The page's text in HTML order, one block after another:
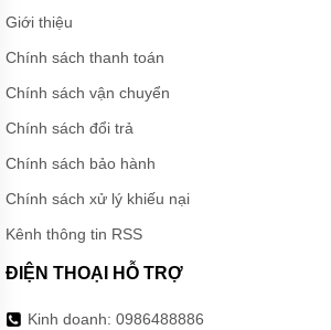
Giới thiệu
Chính sách thanh toán
Chính sách vận chuyển
Chính sách đổi trả
Chính sách bảo hành
Chính sách xử lý khiếu nại
Kênh thông tin RSS
ĐIỆN THOẠI HỖ TRỢ
Kinh doanh: 0986488886